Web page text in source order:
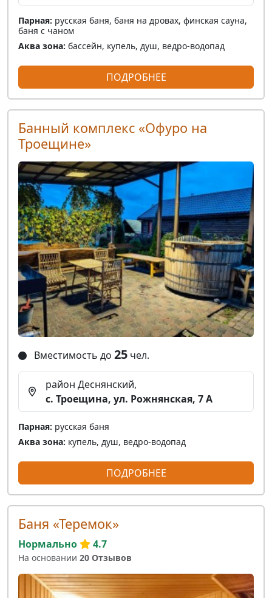
Парная: русская баня, баня на дровах, финская сауна,
баня с чаном
Аква зона: бассейн, купель, душ, ведро-водопад
ПОДРОБНЕЕ
Банный комплекс «Офуро на
Троещине»
Вместимость до 25 чел.
район Деснянский,
с. Троещина, ул. Рожнянская, 7 A
Парная: русская баня
Аква зона: купель, душ, ведро-водопад
ПОДРОБНЕЕ
Баня «Теремок»
Нормально 4.7
На основании 20 Отзывов